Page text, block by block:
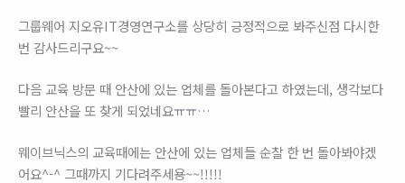
그룹웨어 지오유IT경영연구소를 상당히 긍정적으로 봐주신점 다시한
번 감사드리구요~~
다음 교육 방문 때 안산에 있는 업체를 돌아본다고 하였는데, 생각보다
빨리 안산을 또 찾게 되었네요ㅠㅠ…
웨이브닉스의 교육때에는 안산에 있는 업체들 순찰 한 번 돌아봐야겠
어요^-^ 그때까지 기다려주세용~~!!!!!